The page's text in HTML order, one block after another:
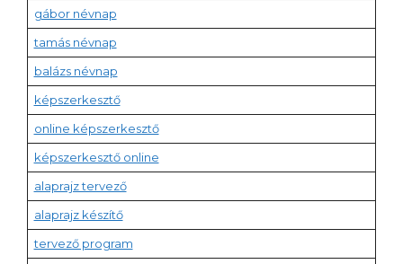
gábor névnap
tamás névnap
balázs névnap
képszerkesztő
online képszerkesztő
képszerkesztő online
alaprajz tervező
alaprajz készítő
tervező program